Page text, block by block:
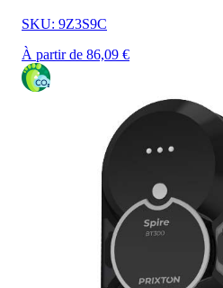
SKU: 9Z3S9C
À partir de 86,09 €